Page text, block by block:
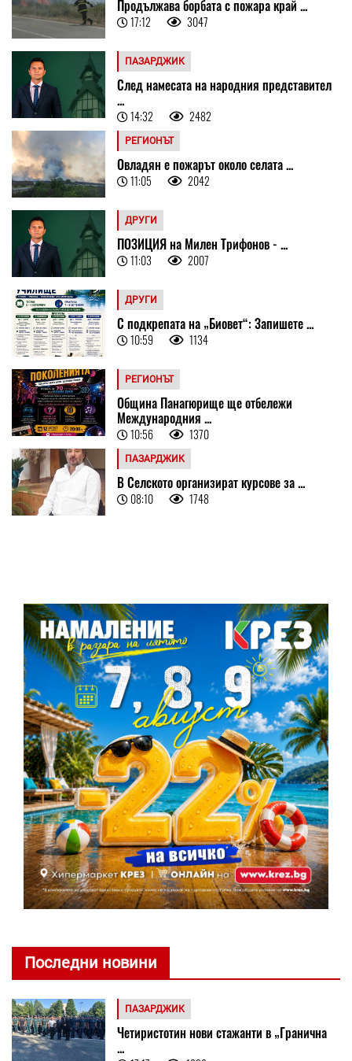
Продължава борбата с пожара край ...
17:12 3047
ПАЗАРДЖИК
След намесата на народния представител
...
14:32 2482
РЕГИОНЪТ
Овладян е пожарът около селата ...
11:05 2042
ДРУГИ
ПОЗИЦИЯ на Милен Трифонов - ...
11:03 2007
ДРУГИ
С подкрепата на „Биовет“: Запишете ...
10:59 1134
РЕГИОНЪТ
Община Панагюрище ще отбележи
Международния ...
10:56 1370
ПАЗАРДЖИК
В Селското организират курсове за ...
08:10 1748
Последни новини
ПАЗАРДЖИК
Четиристотин нови стажанти в „Гранична
...